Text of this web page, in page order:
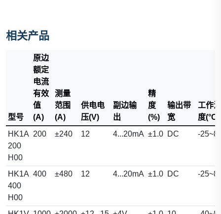
相关产品
型号
原边
额定
电流
有效
值
(A)
测量
范围
(A)
供电电
压(V)
副边输
出
精
度
(%)
输出带
宽
工作温
度(°C)
HK1A
200
H00
200 ±240 12 4...20mA ±1.0 DC -
HK1A
400
H00
400 ±480 12 4...20mA ±1.0 DC -